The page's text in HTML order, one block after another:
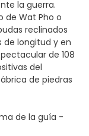
la guerra.
de Wat Pho o
reclinados
longitud y en
de 108
del
de piedras
de la guía -